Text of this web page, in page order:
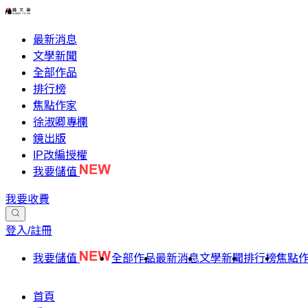
最新消息
文學新聞
全部作品
排行榜
焦點作家
徐淑卿專欄
鏡出版
IP改編授權
我要儲值
我要收費
登入/註冊
我要儲值 全部作品最新消息文學新聞排行榜焦點
首頁